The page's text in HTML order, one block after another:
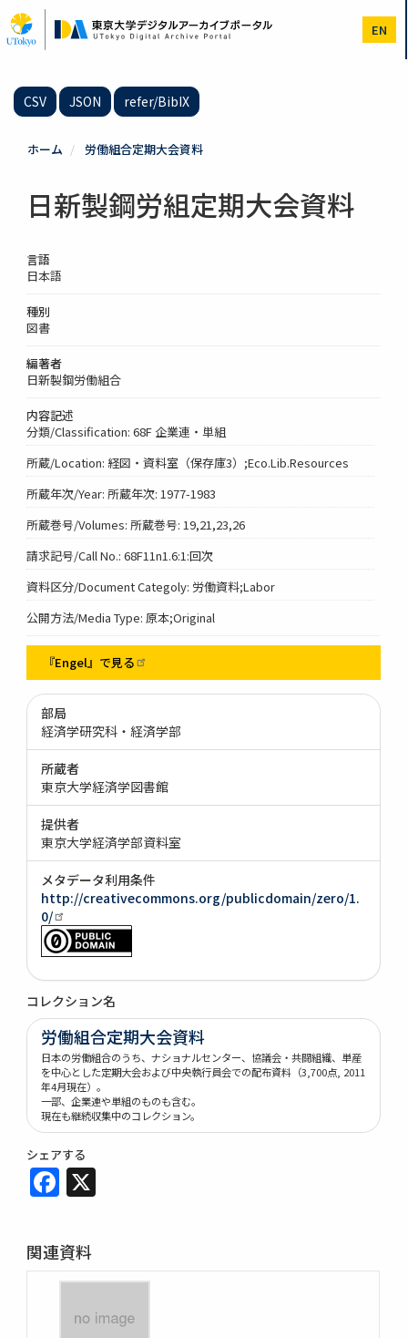
イ
ン
EN
CSV JSON refer/BibIX
ホーム 労働組合定期大会資料
日新製鋼労組定期大会資料
言語
日本語
種別
図書
編著者
日新製鋼労働組合
内容記述
分類/Classification: 68F 企業連・単組
所蔵/Location: 経図・資料室（保存庫3）;Eco.Lib.Resources
所蔵年次/Year: 所蔵年次: 1977-1983
所蔵巻号/Volumes: 所蔵巻号: 19,21,23,26
請求記号/Call No.: 68F11n1.6:1:回次
資料区分/Document Categoly: 労働資料;Labor
公開方法/Media Type: 原本;Original
『Engel』で見る
部局
経済学研究科・経済学部
所蔵者
東京大学経済学図書館
提供者
東京大学経済学部資料室
メタデータ利用条件
http://creativecommons.org/publicdomain/zero/1.
0/
コレクション名
労働組合定期大会資料
日本の労働組合のうち、ナショナルセンター、協議会・共闘組織、単産
を中心とした定期大会および中央執行員会での配布資料（3,700点, 2011
年4月現在）。
一部、企業連や単組のものも含む。
現在も継続収集中のコレクション。
シェアする
Facebook
関連資料